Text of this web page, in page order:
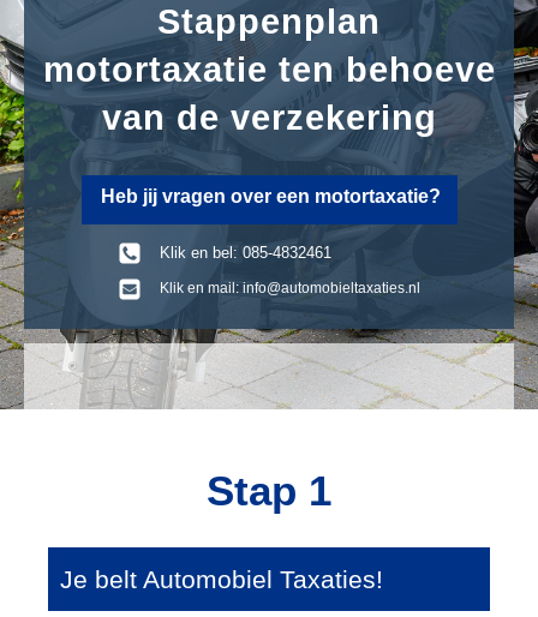
Stappenplan
motortaxatie ten behoeve
van de verzekering
Heb jij vragen over een motortaxatie?
Klik en bel: 085-4832461
Klik en mail: info@automobieltaxaties.nl
Stap 1
Je belt Automobiel Taxaties!